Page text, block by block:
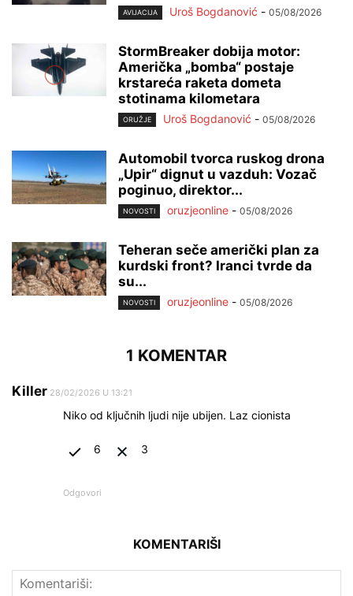
AVIJACIJA Uroš Bogdanović - 05/08/2026
StormBreaker dobija motor:
Američka „bomba“ postaje
krstareća raketa dometa
stotinama kilometara
ORUŽJE Uroš Bogdanović - 05/08/2026
Automobil tvorca ruskog drona
„Upir“ dignut u vazduh: Vozač
poginuo, direktor...
NOVOSTI oruzjeonline - 05/08/2026
Teheran seče američki plan za
kurdski front? Iranci tvrde da
su...
NOVOSTI oruzjeonline - 05/08/2026
1 KOMENTAR
Killer 28/02/2026 U 13:21
Niko od ključnih ljudi nije ubijen. Laz cionista
6 3
Odgovori
KOMENTARIŠI